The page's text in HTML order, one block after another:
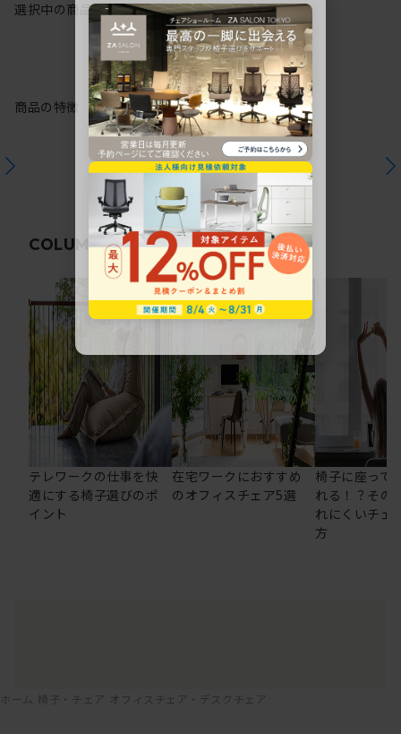
選択中の商品情報保証注意事項
商品の特徴
COLUMN関連コラム
テレワークの仕事を快
適にする椅子選びのポ
イント
在宅ワークにおすすめ
のオフィスチェア5選
椅子に座って
れる！？その
れにくいチェ
方
ホーム 椅子・チェア オフィスチェア・デスクチェア